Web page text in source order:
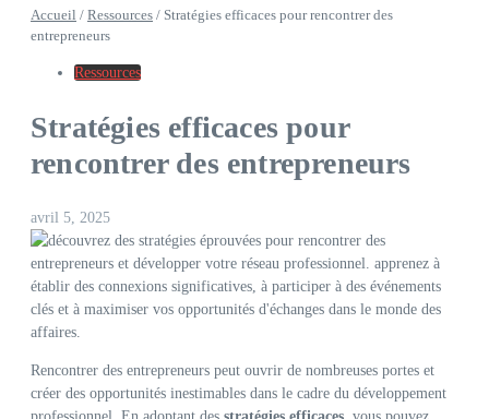
Accueil / Ressources / Stratégies efficaces pour rencontrer des
entrepreneurs
Ressources
Stratégies efficaces pour
rencontrer des entrepreneurs
avril 5, 2025
Rencontrer des entrepreneurs peut ouvrir de nombreuses portes et
créer des opportunités inestimables dans le cadre du développement